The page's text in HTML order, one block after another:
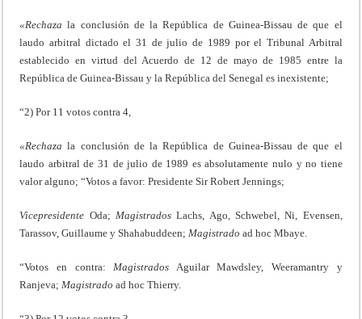
«Rechaza la conclusión de la República de Guinea-Bissau de que el
laudo arbitral dictado el 31 de julio de 1989 por el Tribunal Arbitral
establecido en virtud del Acuerdo de 12 de mayo de 1985 entre la
República de Guinea-Bissau y la República del Senegal es inexistente;
“2) Por 11 votos contra 4,
«Rechaza la conclusión de la República de Guinea-Bissau de que el
laudo arbitral de 31 de julio de 1989 es absolutamente nulo y no tiene
valor alguno; “Votos a favor: Presidente Sir Robert Jennings;
Vicepresidente Oda; MagistradosLachs, Ago, Schwebel, Ni, Evensen,
Tarassov, Guillaume y Shahabuddeen; Magistrado ad hoc Mbaye.
“Votos en contra: Magistrados Aguilar Mawdsley, Weeramantry y
Ranjeva; Magistrado ad hoc Thierry.